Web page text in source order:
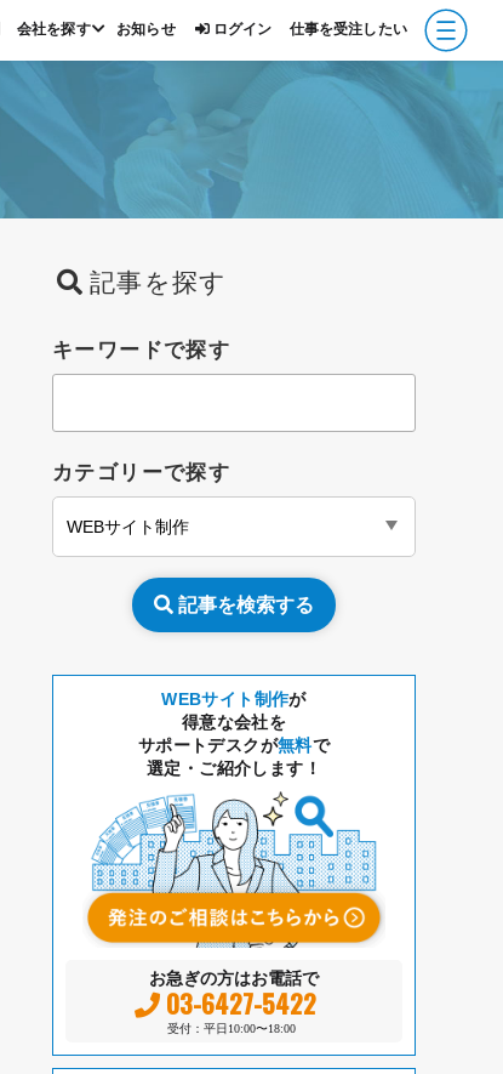
会社を探す お知らせ ログイン 仕事を受注したい
記事を探す
キーワードで探す
カテゴリーで探す
記事を検索する
WEBサイト制作が
得意な会社を
サポートデスクが無料で
選定・ご紹介します！
お急ぎの方はお電話で
03-6427-5422
受付：平日10:00〜18:00